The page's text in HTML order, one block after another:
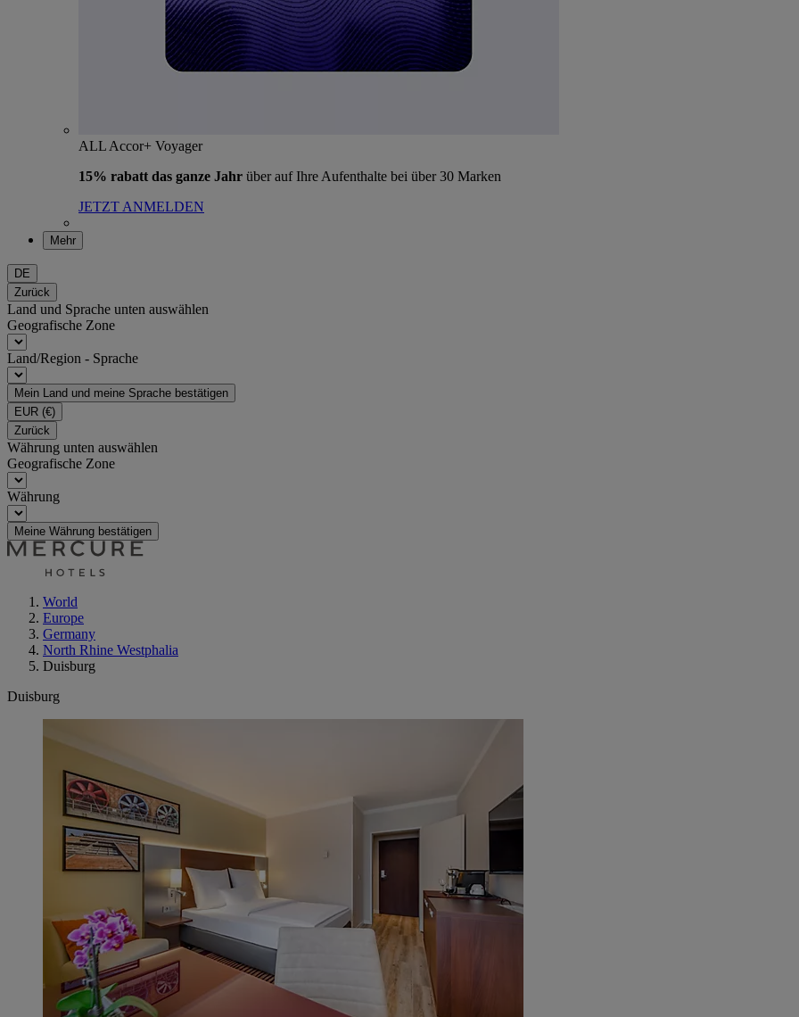
ALL Accor+ Voyager
15% rabatt das ganze Jahr über auf Ihre Aufenthalte bei über 30 Marken
JETZT ANMELDEN
Mehr
DE
Zurück
Land und Sprache unten auswählen
Geografische Zone
Land/Region - Sprache
Mein Land und meine Sprache bestätigen
EUR (€)
Zurück
Währung unten auswählen
Geografische Zone
Währung
Meine Währung bestätigen
World
Europe
Germany
North Rhine Westphalia
Duisburg
Duisburg